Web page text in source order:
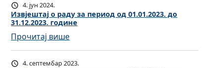
е
р
и
о
д
д
у
з
а
п
а
ј
о
р
а
в
ј
е
ш
т
4. јун 2024.
Извјештај о раду за период од 01.01.2023. до
31.12.2023. године
Прочитај више:
И
з
4. септембар 2023.